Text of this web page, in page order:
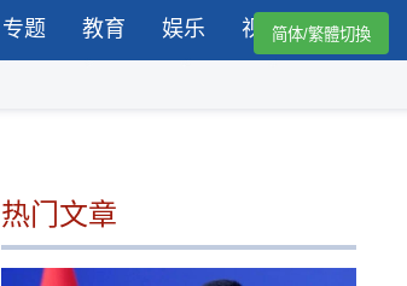
专题 教育 娱乐 视频简体/繁體切換
热门文章